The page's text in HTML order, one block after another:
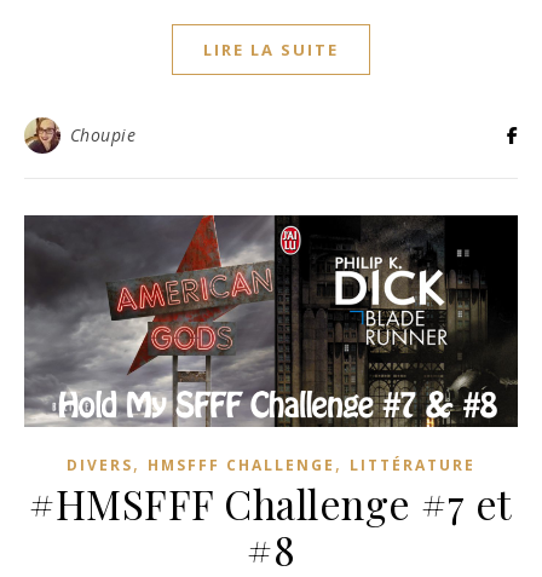
LIRE LA SUITE
Choupie
DIVERS, HMSFFF CHALLENGE , LITTÉRATURE
#HMSFFF Challenge #7 et
#8